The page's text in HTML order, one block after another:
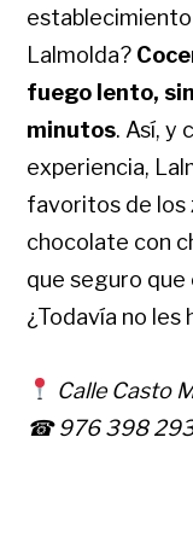
Lalmolda?
fuego lento,
minutos. Así, y
experiencia,
favoritos de los
chocolate con
que seguro que
¿Todavía no les
Calle Casto
☎ 976 398